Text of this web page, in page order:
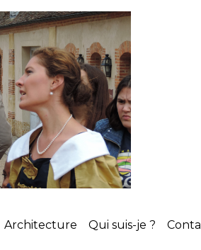
Architecture Qui suis-je ?